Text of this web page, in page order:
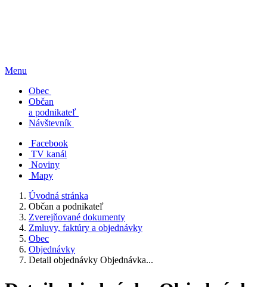
Menu
Obec
Občan
a podnikateľ
Návštevník
Facebook
TV kanál
Noviny
Mapy
Úvodná stránka
Občan a podnikateľ
Zverejňované dokumenty
Zmluvy, faktúry a objednávky
Obec
Objednávky
Detail objednávky Objednávka...